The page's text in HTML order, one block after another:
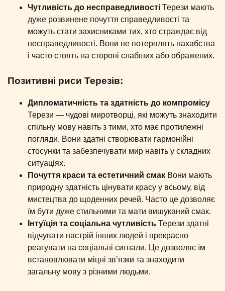
Чутливість до несправедливості Терези мають
дуже розвинене почуття справедливості та
можуть стати захисниками тих, хто страждає від
несправедливості. Вони не потерплять нахабства
і часто стоять на стороні слабших або ображених.
Позитивні риси Терезів:
Дипломатичність та здатність до компромісу
Терези — чудові миротворці, які можуть знаходити
спільну мову навіть з тими, хто має протилежні
погляди. Вони здатні створювати гармонійні
стосунки та забезпечувати мир навіть у складних
ситуаціях.
Почуття краси та естетичний смак Вони мають
природну здатність цінувати красу у всьому, від
мистецтва до щоденних речей. Часто це дозволяє
їм бути дуже стильними та мати вишуканий смак.
Інтуїція та соціальна чутливість Терези здатні
відчувати настрій інших людей і прекрасно
реагувати на соціальні сигнали. Це дозволяє їм
встановлювати міцні зв’язки та знаходити
загальну мову з різними людьми.